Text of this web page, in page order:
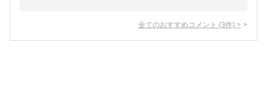
全てのおすすめコメント (3件) >